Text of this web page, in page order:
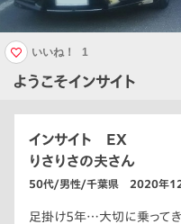
ようこそインサイト
いいね！ 1
インサイト EX
りさりさの夫さん
50代/男性/千葉県 2020年12
足掛け5年…大切に乗ってき